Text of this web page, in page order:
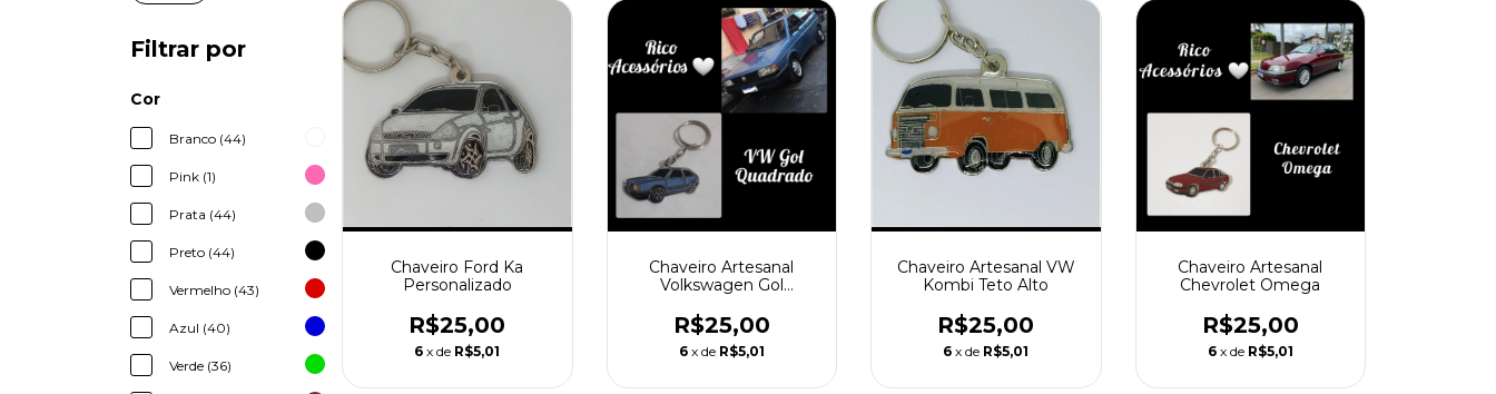
Filtrar por
Cor
Branco (44)
Pink (1)
Prata (44)
Preto (44)
Vermelho (43)
Azul (40)
Verde (36)
Chaveiro Ford Ka
Personalizado
R$25,00
6 x de R$5,01
Chaveiro Artesanal
Volkswagen Gol
R$25,00
6 x de R$5,01
Chaveiro Artesanal VW
Kombi Teto Alto
R$25,00
6 x de R$5,01
Chaveiro Artesanal
Chevrolet Omega
R$25,00
6 x de R$5,01